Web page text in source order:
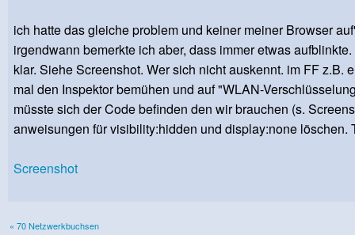
ich hatte das gleiche problem und keiner meiner Browser
irgendwann bemerkte ich aber, dass immer etwas
klar. Siehe Screenshot. Wer sich nicht auskennt. im FF z.B.
mal den Inspektor bemühen und auf "WLAN-
müsste sich der Code befinden den wir brauchen (s.
anweisungen für visibility:hidden und display:none löschen.
Screenshot
« 70 Netzwerkbuchsen